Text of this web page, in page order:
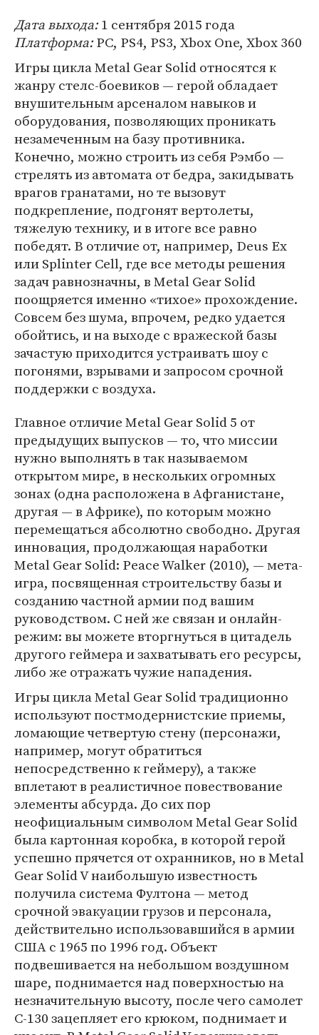
Дата выхода:1 cентября 2015 года
Платформа:PC, PS4, PS3, Xbox One, Xbox 360
Игры цикла Metal Gear Solid относятся к
жанру стелс-боевиков — герой обладает
внушительным арсеналом навыков и
оборудования, позволяющих проникать
незамеченным на базу противника.
Конечно, можно строить из себя Рэмбо —
стрелять из автомата от бедра, закидывать
врагов гранатами, но те вызовут
подкрепление, подгонят вертолеты,
тяжелую технику, и в итоге все равно
победят. В отличие от, например, Deus Ex
или Splinter Cell, где все методы решения
задач равнозначны, в Metal Gear Solid
поощряется именно «тихое» прохождение.
Совсем без шума, впрочем, редко удается
обойтись, и на выходе с вражеской базы
зачастую приходится устраивать шоу с
погонями, взрывами и запросом срочной
поддержки с воздуха.
Главное отличие Metal Gear Solid 5 от
предыдущих выпусков — то, что миссии
нужно выполнять в так называемом
открытом мире, в нескольких огромных
зонах (одна расположена в Афганистане,
другая — в Африке), по которым можно
перемещаться абсолютно свободно. Другая
инновация, продолжающая наработки
Metal Gear Solid: Peace Walker (2010), — мета-
игра, посвященная строительству базы и
созданию частной армии под вашим
руководством. С ней же связан и онлайн-
режим: вы можете вторгнуться в цитадель
другого геймера и захватывать его ресурсы,
либо же отражать чужие нападения.
Игры цикла Metal Gear Solid традиционно
используют постмодернистские приемы,
ломающие четвертую стену (персонажи,
например, могут обратиться
непосредственно к геймеру), а также
вплетают в реалистичное повествование
элементы абсурда. До сих пор
неофициальным символом Metal Gear Solid
была картонная коробка, в которой герой
успешно прячется от охранников, но в Metal
Gear Solid V наибольшую известность
получила система Фултона — метод
срочной эвакуации грузов и персонала,
действительно использовавшийся в армии
США с 1965 по 1996 год. Объект
подвешивается на небольшом воздушном
шаре, поднимается над поверхностью на
незначительную высоту, после чего самолет
C-130 зацепляет его крюком, поднимает и